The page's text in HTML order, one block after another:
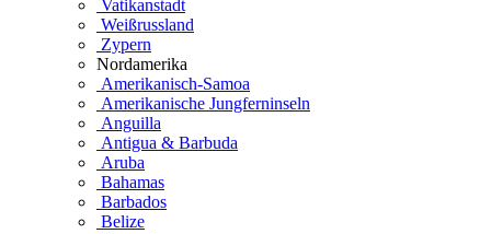
Vatikanstadt
Weißrussland
Zypern
Nordamerika
Amerikanisch-Samoa
Amerikanische Jungferninseln
Anguilla
Antigua & Barbuda
Aruba
Bahamas
Barbados
Belize